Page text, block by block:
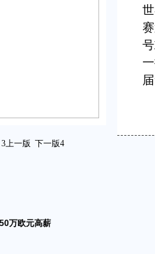
3上一版 下一版4
万欧元高薪